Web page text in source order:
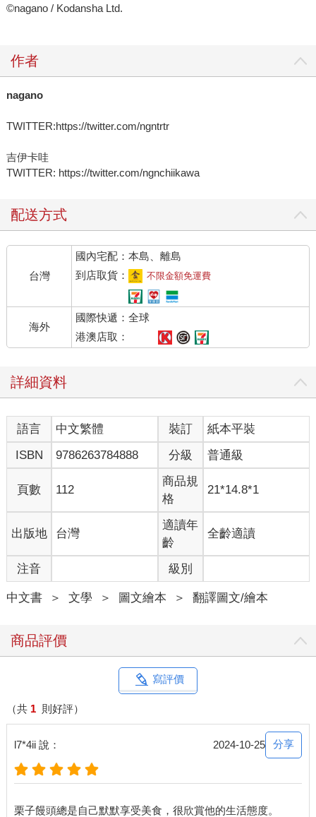
©nagano / Kodansha Ltd.
作者
nagano
TWITTER:https://twitter.com/ngntrtr
吉伊卡哇
TWITTER: https://twitter.com/ngnchiikawa
配送方式
台灣
國內宅配：本島、離島
到店取貨：
不限金額免運費
海外
國際快遞：全球
港澳店取：
詳細資料
語言 中文繁體 裝訂
紙本平裝
ISBN
9786263784888 分級 普通級
頁數 112
商品規
格
21*14.8*1
出版地 台灣
適讀年
齡
全齡適讀
注音 級別
中文書 ＞ 文學 ＞ 圖文繪本 ＞ 翻譯圖文/繪本
商品評價
寫評價
（共 1 則好評）
l7*4ii 說： 2024-10-25 分享